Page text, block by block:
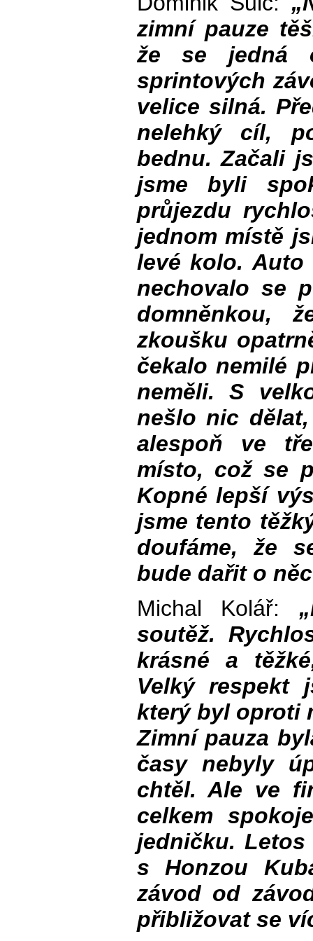
zimní pauze
že se jedná
sprintových
velice silná.
nelehký cíl,
bednu. Začali
jsme byli
průjezdu
jednom místě
levé kolo.
nechovalo se
domněnkou,
zkoušku
čekalo nemilé
neměli. S
nešlo nic
alespoň ve
místo, což se
Kopné lepší
jsme tento
doufáme, že
bude dařit o
Michal Kolář:
soutěž.
krásné a
Velký respekt
který byl oproti
Zimní pauza
časy nebyly
chtěl. Ale ve
celkem
jedničku.
s Honzou
závod od
přibližovat se